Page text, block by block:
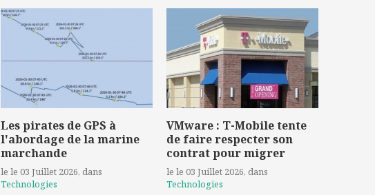
Les pirates de GPS à
l'abordage de la marine
marchande
le le 03 Juillet 2026, dans
Technologies
VMware : T-Mobile tente
de faire respecter son
contrat pour migrer
le le 03 Juillet 2026, dans
Technologies